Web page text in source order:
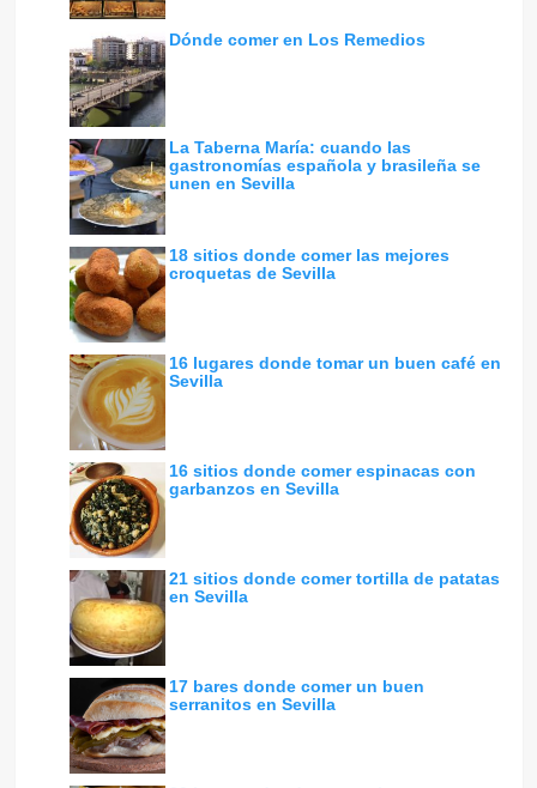
Dónde comer en Los Remedios
La Taberna María: cuando las
gastronomías española y brasileña se
unen en Sevilla
18 sitios donde comer las mejores
croquetas de Sevilla
16 lugares donde tomar un buen café en
Sevilla
16 sitios donde comer espinacas con
garbanzos en Sevilla
21 sitios donde comer tortilla de patatas
en Sevilla
17 bares donde comer un buen
serranitos en Sevilla